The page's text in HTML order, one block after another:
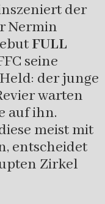
der
Nermin
FULL
seine
der junge
warten
auf ihn.
meist mit
entscheidet
Zirkel